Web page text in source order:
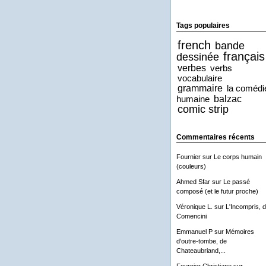
Tags populaires
french bande
dessinée français
verbes verbs
vocabulaire
grammaire la
humaine balzac
comic strip
Commentaires récents
Fourniersur
Le corps humain
(couleurs)
Ahmed Sfarsur
Le passé
composé (et le futur proche)
Véronique L. sur
L'Incompris,
Comencini
Emmanuel Psur Mémoires
d'outre-tombe, de
Chateaubriand,...